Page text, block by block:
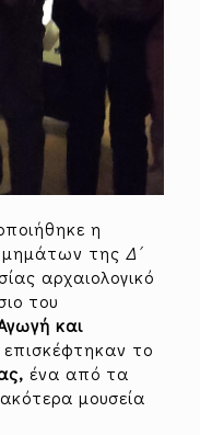
η
της Δ΄
αρχαιολογικό
του
και
το
ένα από τα
μουσεία